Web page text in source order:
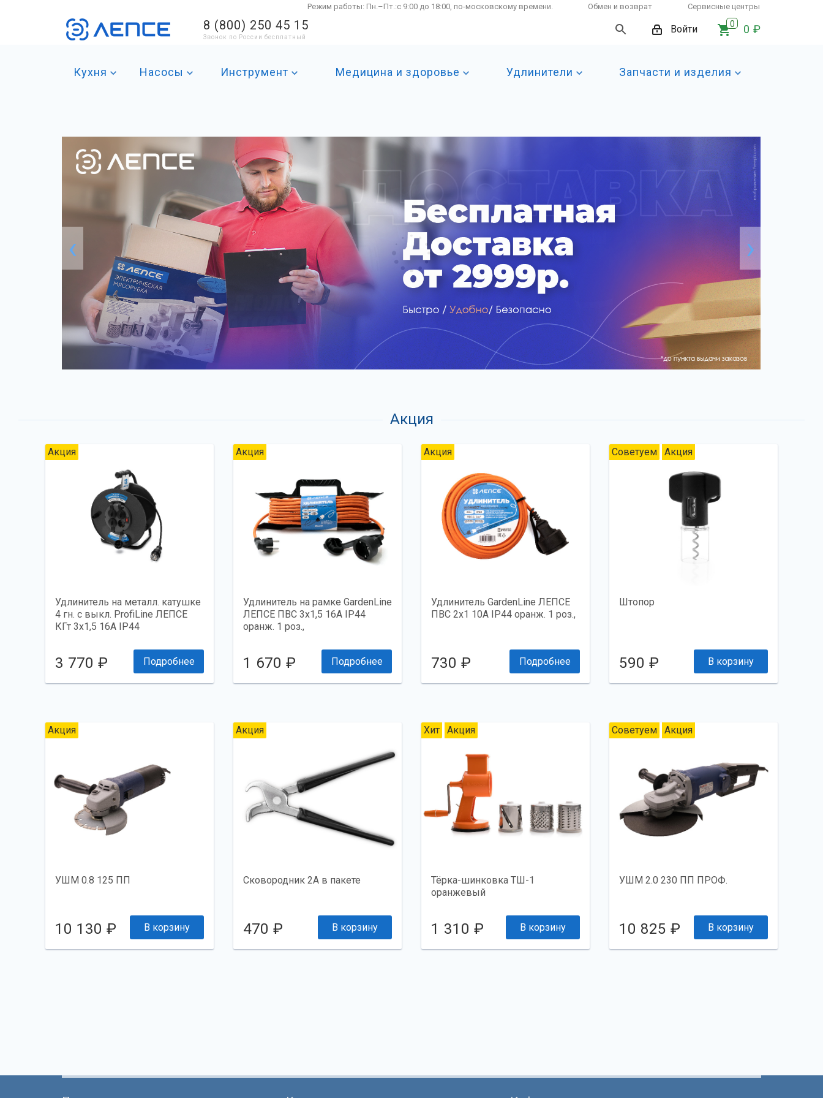
Режим работы: Пн.–Пт.:с 9:00 до 18:00, по-московскому времени. Обмен и возврат Сервисные центры
8 (800) 250 45 15
Звонок по России бесплатный
Войти 0 0 ₽
Кухня Насосы Инструмент Медицина и здоровье Удлинители Запчасти и изделия
Акция
Акция
Удлинитель на металл. катушке
4 гн. с выкл. ProfiLine ЛЕПСЕ
КГт 3x1,5 16А IP44
3 770 ₽ Подробнее
Акция
Удлинитель на рамке GardenLine
ЛЕПСЕ ПВС 3x1,5 16А IP44
оранж. 1 роз.,
1 670 ₽ Подробнее
Акция
Удлинитель GardenLine ЛЕПСЕ
ПВС 2x1 10А IP44 оранж. 1 роз.,
730 ₽ Подробнее
Советуем Акция
Штопор
590 ₽ В корзину
Акция
УШМ 0.8 125 ПП
10 130 ₽ В корзину
Акция
Сковородник 2А в пакете
470 ₽ В корзину
Хит Акция
Тёрка-шинковка ТШ-1
оранжевый
1 310 ₽ В корзину
Советуем Акция
УШМ 2.0 230 ПП ПРОФ.
10 825 ₽ В корзину